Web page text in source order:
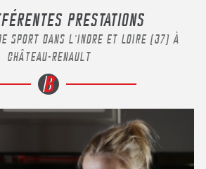
PRESTATIONS
SPORT DANS L’INDRE ET LOIRE (37) À
CHÂTEAU-RENAULT